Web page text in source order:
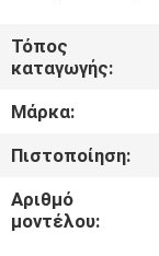
ΣΧΕΤΙΚΆ
ΜΕ
ΕΜΆΣ
Τόπος
καταγωγής:
Μάρκα:
Πιστοποίηση:
Αριθμό
μοντέλου: